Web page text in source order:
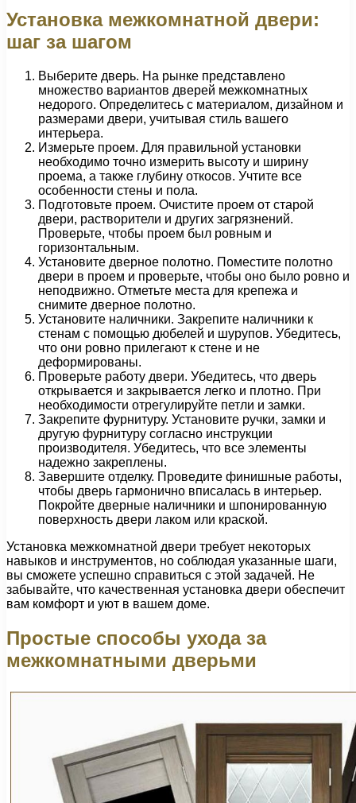
Установка межкомнатной двери:
шаг за шагом
Выберите дверь. На рынке представлено
множество вариантов дверей межкомнатных
недорого. Определитесь с материалом, дизайном и
размерами двери, учитывая стиль вашего
интерьера.
Измерьте проем. Для правильной установки
необходимо точно измерить высоту и ширину
проема, а также глубину откосов. Учтите все
особенности стены и пола.
Подготовьте проем. Очистите проем от старой
двери, растворители и других загрязнений.
Проверьте, чтобы проем был ровным и
горизонтальным.
Установите дверное полотно. Поместите полотно
двери в проем и проверьте, чтобы оно было ровно и
неподвижно. Отметьте места для крепежа и
снимите дверное полотно.
Установите наличники. Закрепите наличники к
стенам с помощью дюбелей и шурупов. Убедитесь,
что они ровно прилегают к стене и не
деформированы.
Проверьте работу двери. Убедитесь, что дверь
открывается и закрывается легко и плотно. При
необходимости отрегулируйте петли и замки.
Закрепите фурнитуру. Установите ручки, замки и
другую фурнитуру согласно инструкции
производителя. Убедитесь, что все элементы
надежно закреплены.
Завершите отделку. Проведите финишные работы,
чтобы дверь гармонично вписалась в интерьер.
Покройте дверные наличники и шпонированную
поверхность двери лаком или краской.
Установка межкомнатной двери требует некоторых
навыков и инструментов, но соблюдая указанные шаги,
вы сможете успешно справиться с этой задачей. Не
забывайте, что качественная установка двери обеспечит
вам комфорт и уют в вашем доме.
Простые способы ухода за
межкомнатными дверьми